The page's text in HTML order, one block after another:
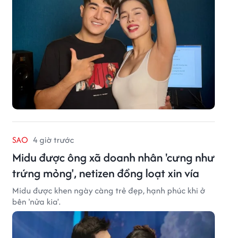
SAO 4 giờ trước
Midu được ông xã doanh nhân 'cưng như
trứng mỏng', netizen đồng loạt xin vía
Midu được khen ngày càng trẻ đẹp, hạnh phúc khi ở
bên 'nửa kia'.